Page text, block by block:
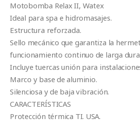
Motobomba Relax II, Watex
Ideal para spa e hidromasajes.
Estructura reforzada.
Sello mecánico que garantiza la
funcionamiento continuo de larga
Incluye tuercas unión para
Marco y base de aluminio.
Silenciosa y de baja vibración.
CARACTERÍSTICAS
Protección térmica TI. USA.